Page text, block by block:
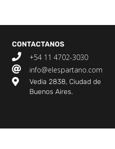
CONTACTANOS
+54 11 4702-3030
info@elespartano.com
Vedia 2838, Ciudad de
Buenos Aires.